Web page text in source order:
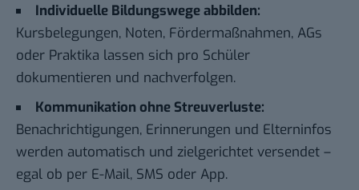
Individuelle Bildungswege abbilden:
Kursbelegungen, Noten, Fördermaßnahmen, AGs
oder Praktika lassen sich pro Schüler
dokumentieren und nachverfolgen.
Kommunikation ohne Streuverluste:
Benachrichtigungen, Erinnerungen und Elterninfos
werden automatisch und zielgerichtet versendet –
egal ob per E-Mail, SMS oder App.